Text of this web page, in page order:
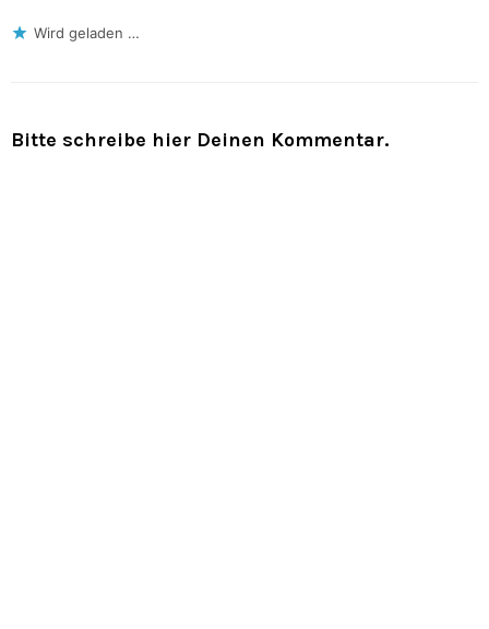
Wird geladen …
Bitte schreibe hier Deinen Kommentar.